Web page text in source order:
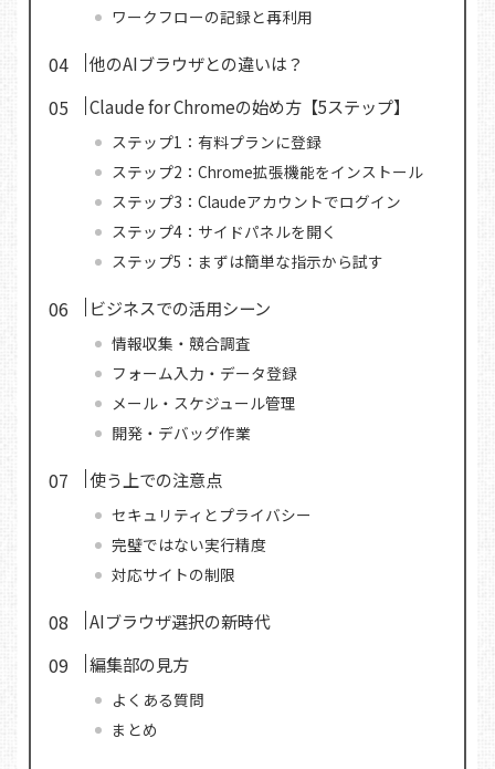
ワークフローの記録と再利用
他のAIブラウザとの違いは？
Claude for Chromeの始め方【5ステップ】
ステップ1：有料プランに登録
ステップ2：Chrome拡張機能をインストール
ステップ3：Claudeアカウントでログイン
ステップ4：サイドパネルを開く
ステップ5：まずは簡単な指示から試す
ビジネスでの活用シーン
情報収集・競合調査
フォーム入力・データ登録
メール・スケジュール管理
開発・デバッグ作業
使う上での注意点
セキュリティとプライバシー
完璧ではない実行精度
対応サイトの制限
AIブラウザ選択の新時代
編集部の見方
よくある質問
まとめ